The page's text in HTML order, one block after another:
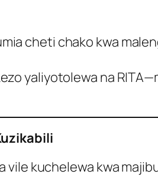
cheti chako kwa
yaliyotolewa na
kuchelewa kwa